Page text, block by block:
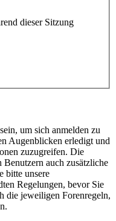
dieser Sitzung
um sich anmelden zu
Augenblicken erledigt und
zuzugreifen. Die
auch zusätzliche
bitte unsere
Regelungen, bevor Sie
die jeweiligen Forenregeln,